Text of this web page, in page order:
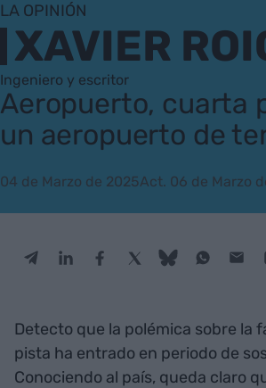
LA OPINIÓN
XAVIER
Ingeniero y escritor
Aeropuerto, cuarta
un aeropuerto de
04 de Marzo de 2025Act. 06 de Marzo
Detecto que la polémica sobre la
pista ha entrado en periodo de
Conociendo al país, queda claro